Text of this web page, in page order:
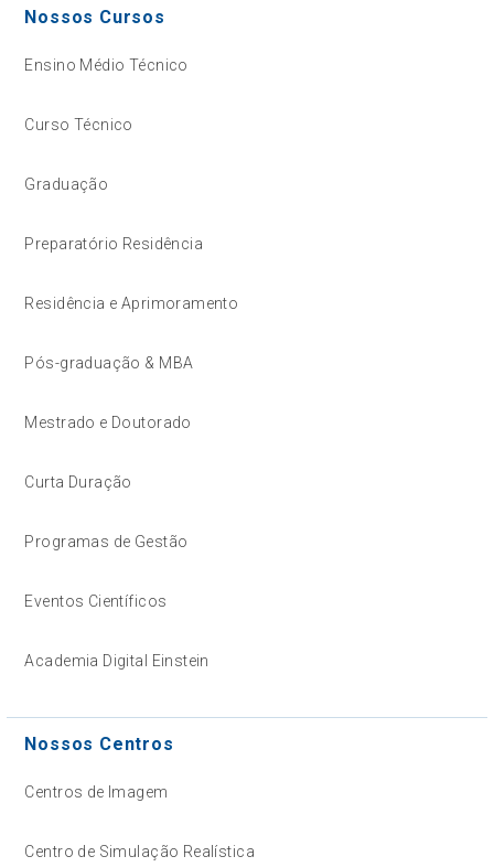
Nossos Cursos
Ensino Médio Técnico
Curso Técnico
Graduação
Preparatório Residência
Residência e Aprimoramento
Pós-graduação & MBA
Mestrado e Doutorado
Curta Duração
Programas de Gestão
Eventos Científicos
Academia Digital Einstein
Nossos Centros
Centros de Imagem
Centro de Simulação Realística